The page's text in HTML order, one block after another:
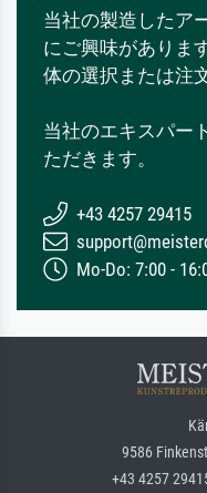
当社の製造したア
にご興味がありま
体の選択または注
当社のエキスパー
ただきます。
+43 4257 29415
Mo-Do: 7:00 -
9586
+43 4257